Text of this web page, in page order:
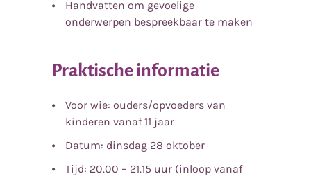
Handvatten om gevoelige
onderwerpen bespreekbaar te maken
Praktische informatie
Voor wie: ouders/opvoeders van
kinderen vanaf 11 jaar
Datum: dinsdag 28 oktober
Tijd: 20.00 – 21.15 uur (inloop vanaf